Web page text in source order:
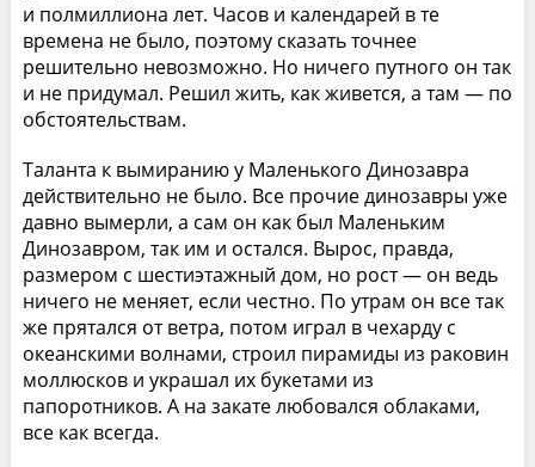
и полмиллиона лет. Часов и календарей в те
времена не было, поэтому сказать точнее
решительно невозможно. Но ничего путного он так
и не придумал. Решил жить, как живется, а там — по
обстоятельствам.
Таланта к вымиранию у Маленького Динозавра
действительно не было. Все прочие динозавры уже
давно вымерли, а сам он как был Маленьким
Динозавром, так им и остался. Вырос, правда,
размером с шестиэтажный дом, но рост — он ведь
ничего не меняет, если честно. По утрам он все так
же прятался от ветра, потом играл в чехарду с
океанскими волнами, строил пирамиды из раковин
моллюсков и украшал их букетами из
папоротников. А на закате любовался облаками,
все как всегда.